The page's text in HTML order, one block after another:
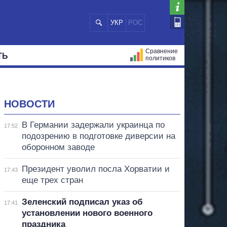
УКР РОС
Сравнение
политиков
НОВОСТИ
17:52
В Германии задержали украинца по
подозрению в подготовке диверсии на
оборонном заводе
17:43
Президент уволил посла Хорватии и
еще трех стран
17:41
Зеленский подписал указ об
установлении нового военного
праздника